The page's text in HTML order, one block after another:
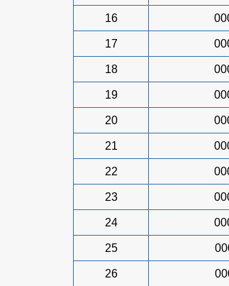
16
17
18
19
20
21
22
23
24
25
26